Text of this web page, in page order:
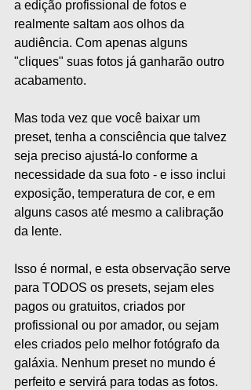
a edição profissional de fotos e
realmente saltam aos olhos da
audiência. Com apenas alguns
"cliques" suas fotos já ganharão outro
acabamento.
Mas toda vez que você baixar um
preset, tenha a consciência que talvez
seja preciso ajustá-lo conforme a
necessidade da sua foto - e isso inclui
exposição, temperatura de cor, e em
alguns casos até mesmo a calibração
da lente.
Isso é normal, e esta observação serve
para TODOS os presets, sejam eles
pagos ou gratuitos, criados por
profissional ou por amador, ou sejam
eles criados pelo melhor fotógrafo da
galáxia. Nenhum preset no mundo é
perfeito e servirá para todas as fotos.